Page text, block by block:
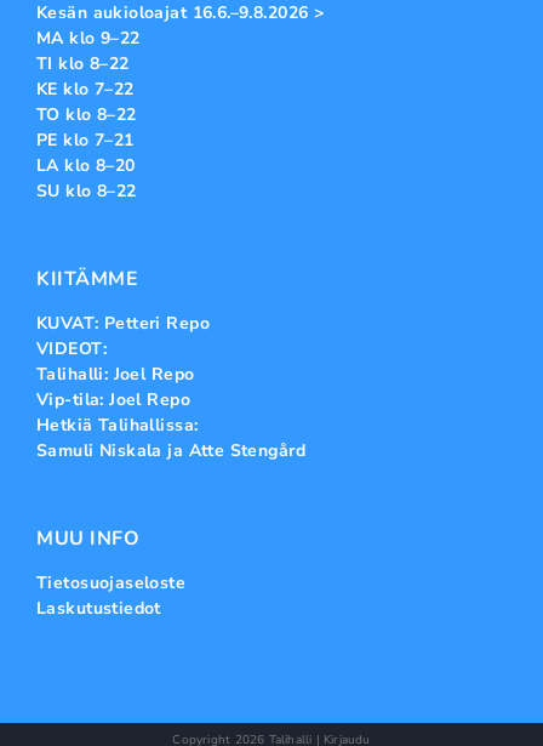
Kesän aukioloajat 16.6.–9.8.2026 >
MA klo 9–22
TI klo 8–22
KE klo 7–22
TO klo 8–22
PE klo 7–21
LA klo 8–20
SU klo 8–22
KIITÄMME
KUVAT: Petteri Repo
VIDEOT:
Talihalli: Joel Repo
Vip-tila: Joel Repo
Hetkiä Talihallissa:
Samuli Niskala ja Atte Stengård
MUU INFO
Tietosuojaseloste
Laskutustiedot
Copyright 2026 Talihalli | Kirjaudu